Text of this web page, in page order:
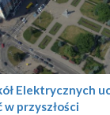
Elektrycznych
w przyszłości